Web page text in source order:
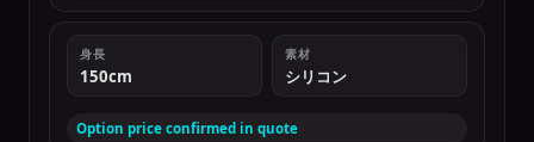
身長
150cm
素材
シリコン
Option price confirmed in quote